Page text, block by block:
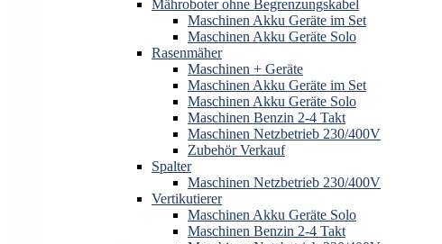
Mähroboter ohne Begrenzungskabel
Maschinen Akku Geräte im Set
Maschinen Akku Geräte Solo
Rasenmäher
Maschinen + Geräte
Maschinen Akku Geräte im Set
Maschinen Akku Geräte Solo
Maschinen Benzin 2-4 Takt
Maschinen Netzbetrieb 230/400V
Zubehör Verkauf
Spalter
Maschinen Netzbetrieb 230/400V
Vertikutierer
Maschinen Akku Geräte Solo
Maschinen Benzin 2-4 Takt